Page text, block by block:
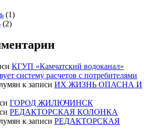
(1)
(2)
КГУП «Камчатский водоканал»
систему расчетов с потребителями
к записи ИХ ЖИЗНЬ ОПАСНА И
ГОРОД ЖИЛЮЧИНСК
РЕДАКТОРСКАЯ КОЛОНКА
к записи РЕДАКТОРСКАЯ